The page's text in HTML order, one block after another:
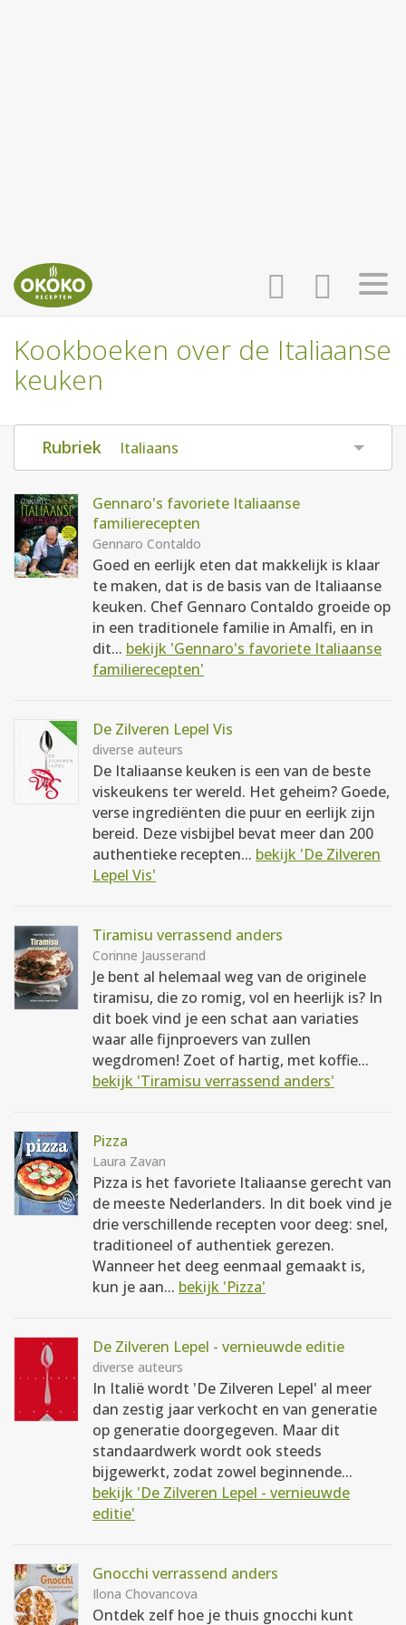
INLOGGEN
AANMELDEN
HOME
RECEPTEN
WEEKMENU'S
KOOKBOEKEN
Kookboeken over de Italiaanse
keuken
Rubriek Italiaans
Gennaro's favoriete Italiaanse
familierecepten
Gennaro Contaldo
Goed en eerlijk eten dat makkelijk is klaar
te maken, dat is de basis van de Italiaanse
keuken. Chef Gennaro Contaldo groeide op
in een traditionele familie in Amalfi, en in
dit... bekijk 'Gennaro's favoriete Italiaanse
familierecepten'
De Zilveren Lepel Vis
diverse auteurs
De Italiaanse keuken is een van de beste
viskeukens ter wereld. Het geheim? Goede,
verse ingrediënten die puur en eerlijk zijn
bereid. Deze visbijbel bevat meer dan 200
authentieke recepten... bekijk 'De Zilveren
Lepel Vis'
Tiramisu verrassend anders
Corinne Jausserand
Je bent al helemaal weg van de originele
tiramisu, die zo romig, vol en heerlijk is? In
dit boek vind je een schat aan variaties
waar alle fijnproevers van zullen
wegdromen! Zoet of hartig, met koffie...
bekijk 'Tiramisu verrassend anders'
Pizza
Laura Zavan
Pizza is het favoriete Italiaanse gerecht van
de meeste Nederlanders. In dit boek vind je
drie verschillende recepten voor deeg: snel,
traditioneel of authentiek gerezen.
Wanneer het deeg eenmaal gemaakt is,
kun je aan... bekijk 'Pizza'
De Zilveren Lepel - vernieuwde editie
diverse auteurs
In Italië wordt 'De Zilveren Lepel' al meer
dan zestig jaar verkocht en van generatie
op generatie doorgegeven. Maar dit
standaardwerk wordt ook steeds
bijgewerkt, zodat zowel beginnende...
bekijk 'De Zilveren Lepel - vernieuwde
editie'
Gnocchi verrassend anders
Ilona Chovancova
Ontdek zelf hoe je thuis gnocchi kunt